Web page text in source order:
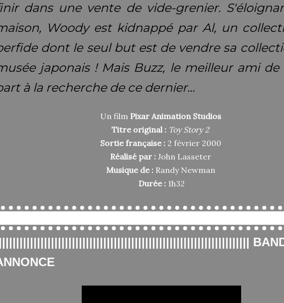
dans une vente de vide-grenier.
Woody est kidnappé par Al, un
dont le seul but est de vendre sa
japonais ! Mais Buzz, le meilleur ami de
à la recherche de ce dernier...
Un film Pixar Animation Studios
Titre original : Toy Story 2
Sortie française : 2 février 2000
Réalisé par : John Lasseter
Musique de : Randy Newman
Durée : 1h32
|||||||||||||||||||||||||||||||||||||||||